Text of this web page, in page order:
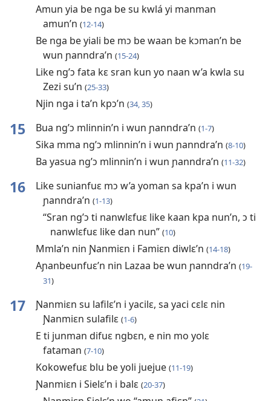
Amun yia be nga be su kwlá yi manman
amun’n (12-14)
Be nga be yiali be mɔ be waan be kɔman’n be
wun ɲanndra’n (15-24)
Like ng’ɔ fata kɛ sran kun yo naan w’a kwla su
Zezi su’n (25-33)
Njin nga i ta’n kpɔ’n (34, 35)
15 Bua ng’ɔ mlinnin’n i wun ɲanndra’n (1-7)
Sika mma ng’ɔ mlinnin’n i wun ɲanndra’n (8-10)
Ba yasua ng’ɔ mlinnin’n i wun ɲanndra’n (11-32)
16
Like sunianfuɛ mɔ w’a yoman sa kpa’n i wun
ɲanndra’n (1-13)
“Sran ng’ɔ ti nanwlɛfuɛ like kaan kpa nun’n, ɔ ti
nanwlɛfuɛ like dan nun” (10)
Mmla’n nin Ɲanmiɛn i Famiɛn diwlɛ’n (14-18)
Aɲanbeunfuɛ’n nin Lazaa be wun ɲanndra’n (19-
31)
17
Ɲanmiɛn su lafilɛ’n i yacilɛ, sa yaci cɛlɛ nin
Ɲanmiɛn sulafilɛ (1-6)
E ti junman difuɛ ngbɛn, e nin mo yolɛ
fataman (7-10)
Kokowefuɛ blu be yoli juejue (11-19)
Ɲanmiɛn i Sielɛ’n i balɛ (20-37)